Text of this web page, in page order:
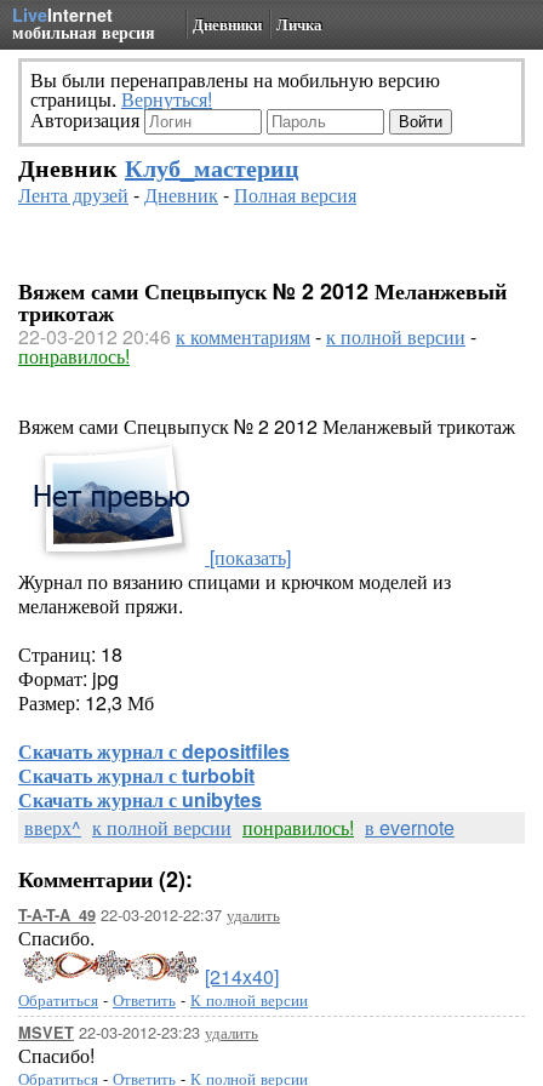
LiveInternet
мобильная версия Дневники Личка
Вы были перенаправлены на мобильную версию
страницы. Вернуться!
Авторизация
Дневник Клуб_мастериц
Лента друзей -Дневник-Полная версия
Вяжем сами Спецвыпуск № 2 2012 Меланжевый
трикотаж
22-03-2012 20:46 к комментариям-к полной версии -
понравилось!
Вяжем сами Спецвыпуск № 2 2012 Меланжевый трикотаж
[показать]
Журнал по вязанию спицами и крючком моделей из
меланжевой пряжи.
Страниц: 18
Формат: jpg
Размер: 12,3 Мб
Скачать журнал с depositfiles
Скачать журнал с turbobit
Скачать журнал с unibytes
вверх^ к полной версии понравилось! в evernote
Комментарии (2):
T-A-T-A_49 22-03-2012-22:37 удалить
Спасибо.
[214x40]
Обратиться - Ответить - К полной версии
MSVET 22-03-2012-23:23 удалить
Спасибо!
Обратиться - Ответить - К полной версии